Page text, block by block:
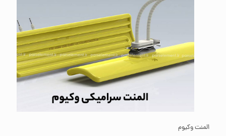
المنت وکیوم